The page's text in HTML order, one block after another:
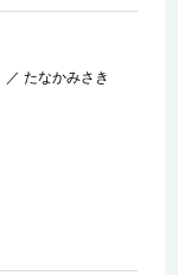
／たなかみさき